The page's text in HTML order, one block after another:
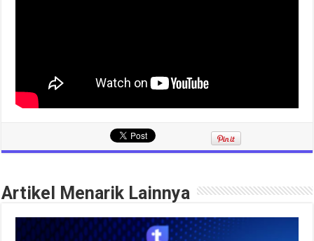
Artikel Menarik Lainnya